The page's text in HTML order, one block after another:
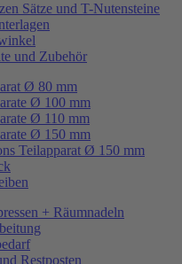
Sätze und T-Nutensteine
und Zubehör
Ø 80 mm
Ø 100 mm
Ø 110 mm
Ø 150 mm
Teilapparat Ø 150 mm
+ Räumnadeln
Restposten